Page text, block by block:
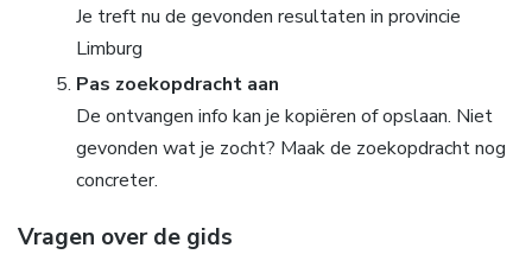
Je treft nu de gevonden resultaten in provincie
Limburg
Pas zoekopdracht aan
De ontvangen info kan je kopiëren of opslaan. Niet
gevonden wat je zocht? Maak de zoekopdracht nog
concreter.
Vragen over de gids